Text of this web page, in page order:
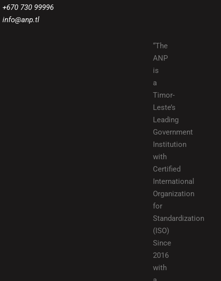
+670 730 99996
info@anp.tl
“The
ANP
is
a
Timor-
Leste’s
Leading
Government
Institution
with
Certified
International
Organization
for
Standardization
(ISO)
Since
2016
with